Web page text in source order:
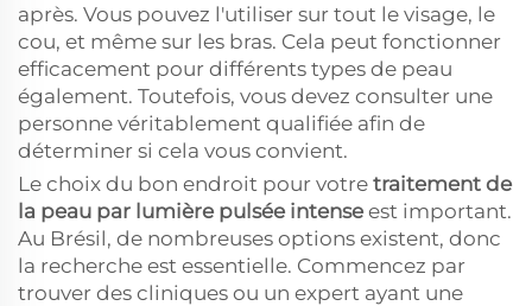
après. Vous pouvez l'utiliser sur tout le visage, le
cou, et même sur les bras. Cela peut fonctionner
efficacement pour différents types de peau
également. Toutefois, vous devez consulter une
personne véritablement qualifiée afin de
déterminer si cela vous convient.
Le choix du bon endroit pour votre traitement de
la peau par lumière pulsée intense est important.
Au Brésil, de nombreuses options existent, donc
la recherche est essentielle. Commencez par
trouver des cliniques ou un expert ayant une